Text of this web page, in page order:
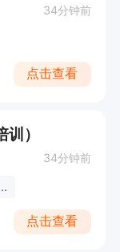
34分钟前
点击查看
）
34分钟前
点击查看